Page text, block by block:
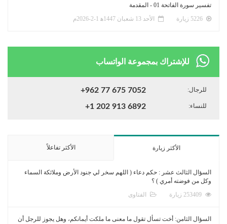
تفسير سورة الفاتحة 01 - المقدمة
الأحد 13 شعبان 1447ﻫ 1-2-2026م
للإشتراك بمجموعة الواتساب
للرجال: +962 77 675 7052
للنساء: +1 202 913 6892
الأكثر زيارة الأكثر تفاعلاً
السؤال الثالث عشر : حكم دعاء ( اللهم سخر لي جنود الأرض وملائكة السماء
وكل من فوضته أمري ) ؟
الفتاوى
السؤال الثامن: أخت تسأل تقول ما معنى ما ملكت أيمانكم، وهل يجوز للرجل أن